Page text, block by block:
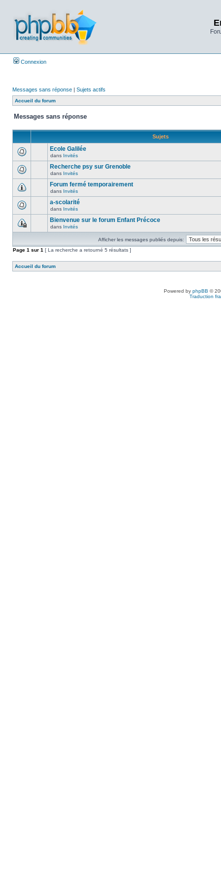
Connexion
Messages sans réponse | Sujets actifs
Accueil du forum
Messages sans réponse
Sujets
Ecole Galilée
dans Invités
Recherche psy sur Grenoble
dans Invités
Forum fermé temporairement
dans Invités
a-scolarité
dans Invités
Bienvenue sur le forum Enfant Précoce
dans Invités
Afficher les messages publiés depuis:
Page 1 sur 1 [ La recherche a retourné 5 résultats ]
Accueil du forum
Powered by phpBB ©
Traduction